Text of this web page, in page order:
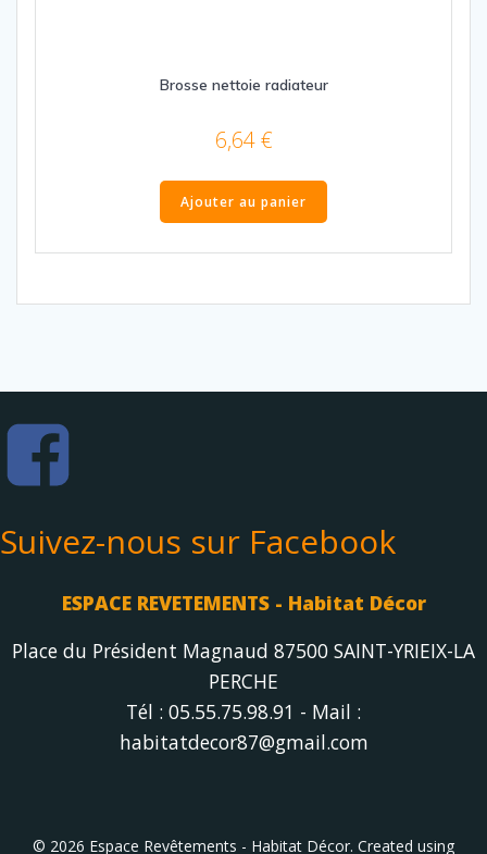
Brosse nettoie radiateur
6,64€
Ajouter au panier
Suivez-nous sur Facebook
ESPACE REVETEMENTS - Habitat Décor
Place du Président Magnaud 87500 SAINT-YRIEIX-LA
PERCHE
Tél : 05.55.75.98.91 - Mail :
habitatdecor87@gmail.com
© 2026 Espace Revêtements - Habitat Décor. Created using